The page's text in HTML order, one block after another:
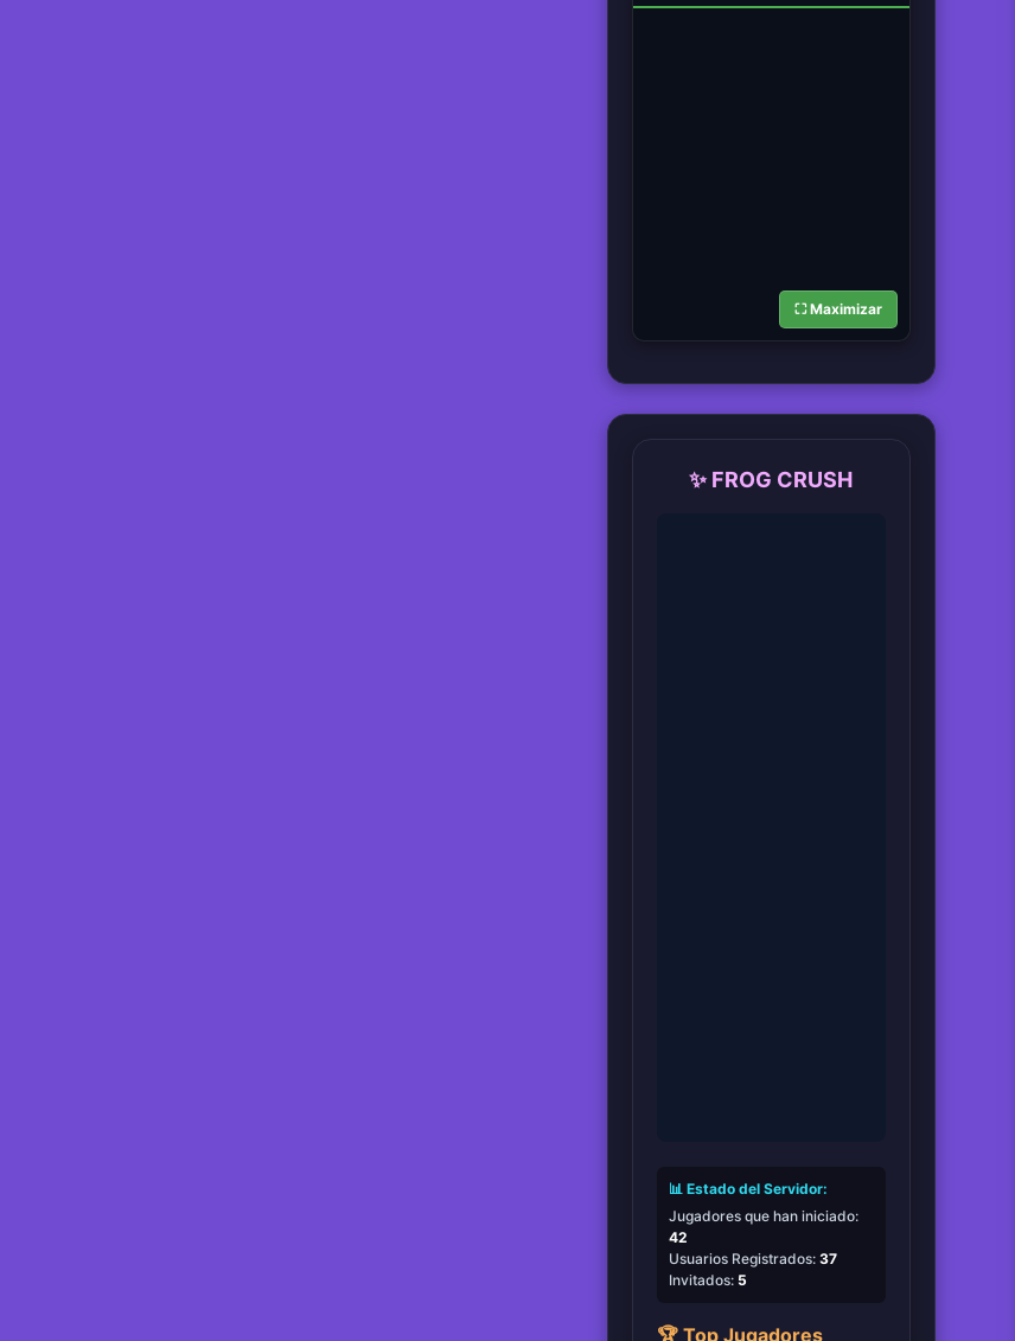
⛶ Maximizar
✨ FROG CRUSH
📊 Estado del Servidor:
Jugadores que han iniciado:
42
Usuarios Registrados: 37
Invitados: 5
🏆 Top Jugadores